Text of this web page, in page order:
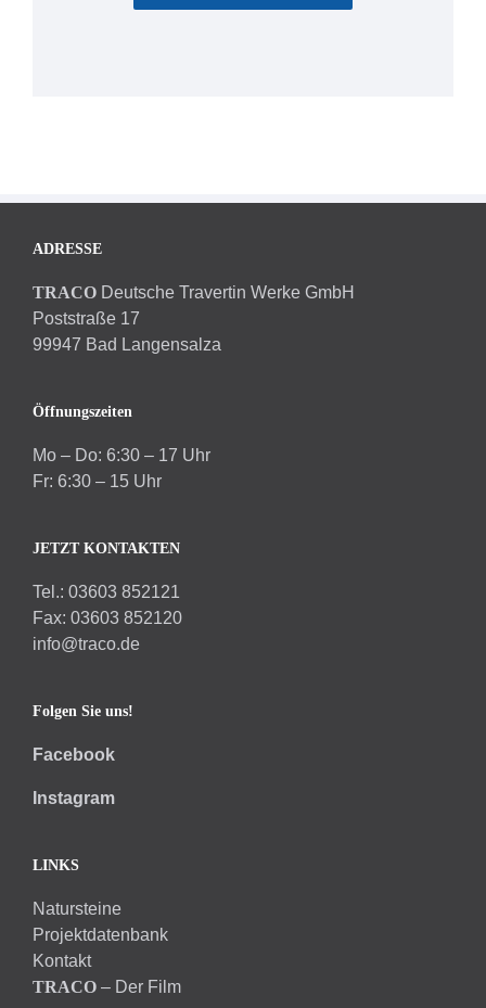
ADRESSE
TRACO Deutsche Travertin Werke GmbH
Poststraße 17
99947 Bad Langensalza
Öffnungszeiten
Mo – Do: 6:30 – 17 Uhr
Fr: 6:30 – 15 Uhr
JETZT KONTAKTEN
Tel.: 03603 852121
Fax: 03603 852120
info@traco.de
Folgen Sie uns!
Facebook
Instagram
LINKS
Natursteine
Projektdatenbank
Kontakt
TRACO – Der Film